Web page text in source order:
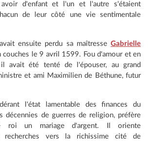
d'enfant et l'un et l'autre s'étaient
de leur côté une vie sentimentale
avait ensuite perdu sa maîtresseGabrielle
couches le 9 avril 1599. Fou d'amour et en
il avait été tenté de l'épouser, au grand
et ami Maximilien de Béthune, futur
l'état lamentable des finances du
décennies de guerres de religion, préfère
roi un mariage d'argent. Il oriente
recherches vers la richissime cité de